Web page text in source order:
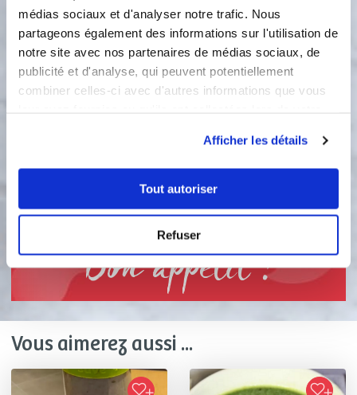
médias sociaux et d'analyser notre trafic. Nous
partageons également des informations sur l'utilisation de
notre site avec nos partenaires de médias sociaux, de
publicité et d'analyse, qui peuvent potentiellement
combiner celles-ci avec d'autres informations que vous
Afficher les détails
Tout autoriser
Refuser
jusqu'à ce que les feuilles soient
fondues. Ajouter un peu d'eau si
besoin. Quand les 10 minutes de
cuisson du potage sont passées,
verser la préparation aux orties dans
le bol du robot.
Ajouter la crème et mélanger ... Bon
10s
Bon appétit !
Vous aimerez aussi ...